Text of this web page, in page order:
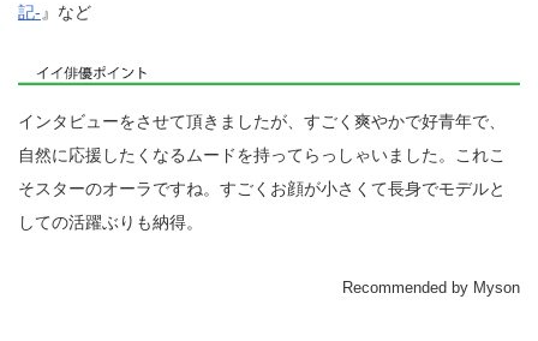
記- 』など
インタビューをさせて頂きましたが、すごく爽やかで好青年で、
自然に応援したくなるムードを持ってらっしゃいました。これこ
そスターのオーラですね。すごくお顔が小さくて長身でモデルと
しての活躍ぶりも納得。
Recommended by Myson